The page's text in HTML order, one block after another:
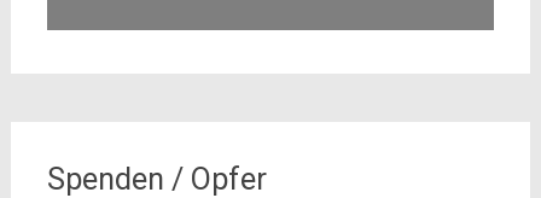
Spenden / Opfer